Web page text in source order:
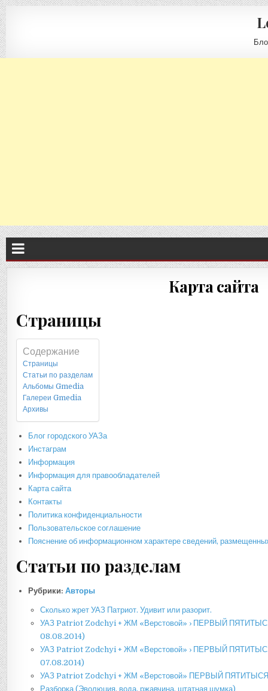
Карта сайта
Страницы
Содержание
Страницы
Статьи по разделам
Альбомы Gmedia
Галереи Gmedia
Архивы
Блог городского УАЗа
Инстаграм
Информация
Информация для правообладателей
Карта сайта
Контакты
Политика конфиденциальности
Пользовательское соглашение
Пояснение об информационном характере сведений,
Статьи по разделам
Рубрики:Авторы
Сколько жрет УАЗ Патриот. Удивит или разорит.
УАЗ Patriot Zodchyi + ЖМ «Верстовой» › ПЕРВЫЙ
08.08.2014)
УАЗ Patriot Zodchyi + ЖМ «Верстовой» › ПЕРВЫЙ
07.08.2014)
УАЗ Patriot Zodchyi + ЖМ «Верстовой» ПЕРВЫЙ
Разборка (Эволюция, вода, ржавчина, штатная шумка)